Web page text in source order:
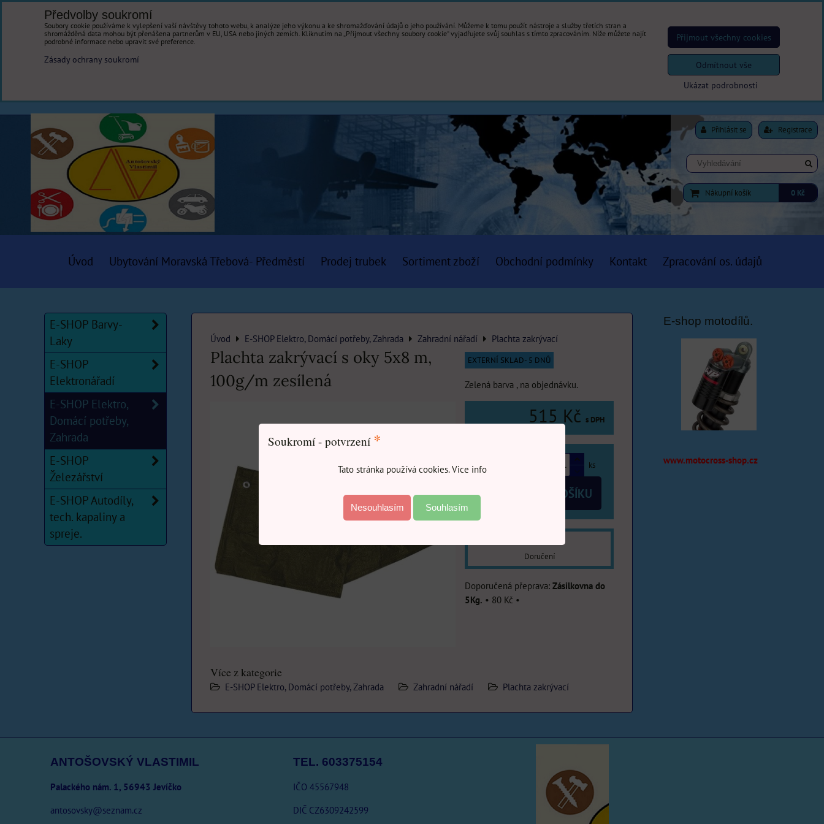
Přihlásit se Registrace
Nákupní košík 0 Kč
Úvod Ubytování Moravská Třebová- Předměstí Prodej trubek Sortiment zboží Obchodní podmínky Kontakt Zpracování os. údajů
Úvod E-SHOP Elektro, Domácí potřeby, Zahrada Zahradní nářadí Plachta zakrývací
Plachta zakrývací s oky 5x8 m,
100g/m zesílená
EXTERNÍ SKLAD- 5 DNŮ
Zelená barva , na objednávku.
515 Kč s DPH
ks
DO KOŠÍKU
Doručení
Zásilkovna do
5Kg. • 80 Kč •
Více z kategorie
E-SHOP Elektro, Domácí potřeby, Zahrada Zahradní nářadí Plachta zakrývací
E-SHOP Barvy-
Laky
E-SHOP
Elektronářadí
E-SHOP Elektro,
Domácí potřeby,
Zahrada
E-SHOP
Železářství
E-SHOP Autodíly,
tech. kapaliny a
spreje.
E-shop motodílů.
www.motocross-shop.cz
ANTOŠOVSKÝ VLASTIMIL
Palackého nám. 1, 56943 Jevíčko
antosovsky@seznam.cz
TEL. 603375154
IČO 45567948
DIČ CZ6309242599
Předvolby soukromí
Soubory cookie používáme k vylepšení vaší návštěvy tohoto webu, k analýze jeho výkonu a ke shromažďování údajů o jeho používání. Můžeme k tomu použít nástroje a služby třetích stran a
shromážděná data mohou být přenášena partnerům v EU, USA nebo jiných zemích. Kliknutím na „Přijmout všechny soubory cookie“ vyjadřujete svůj souhlas s tímto zpracováním. Níže můžete najít
podrobné informace nebo upravit své preference.
Zásady ochrany soukromí
Ukázat podrobnosti
Přijmout všechny cookies
Odmítnout vše
Soukromí - potvrzení *
Tato stránka používá cookies. Vice info
Nesouhlasím Souhlasím